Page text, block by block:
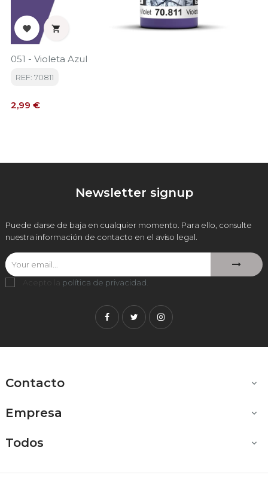
 
051 - Violeta Azul
REF: 70811
Precio
2,99 €
Newsletter signup
Puede darse de baja en cualquier momento. Para ello, consulte
nuestra información de contacto en el aviso legal.
Acepto la política de privacidad
FacebookTwitterInstagram
Contacto 
Empresa 
Todos 